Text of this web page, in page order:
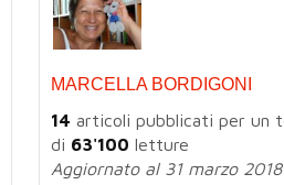
MARCELLA BORDIGONI
14 articoli pubblicati per un
di 63'100 letture
Aggiornato al 31 marzo 2018